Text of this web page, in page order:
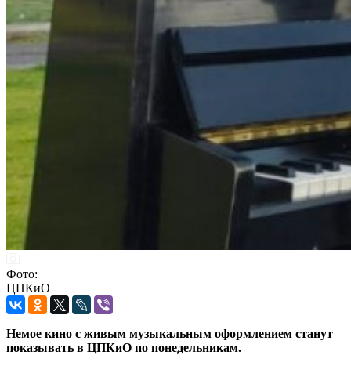
Фото:
ЦПКиО
Немое кино с живым музыкальным оформлением станут
показывать в ЦПКиО по понедельникам.